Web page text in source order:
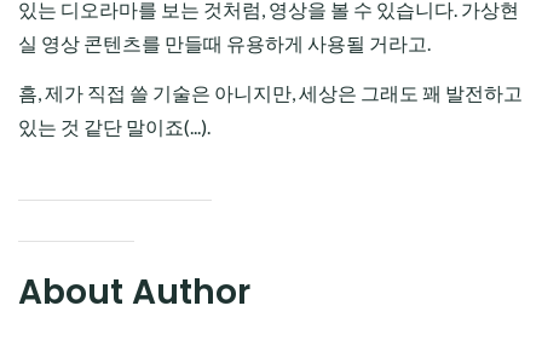
있는 디오라마를 보는 것처럼, 영상을 볼 수 있습니다. 가상현
실 영상 콘텐츠를 만들때 유용하게 사용될 거라고.
흠, 제가 직접 쓸 기술은 아니지만, 세상은 그래도 꽤 발전하고
있는 것 같단 말이죠(...).
About Author